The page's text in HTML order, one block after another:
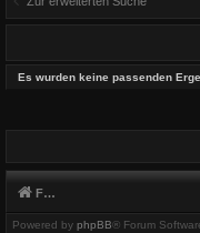
Es wurden keine passenden
Foren-Übersicht
Powered by phpBB® Forum